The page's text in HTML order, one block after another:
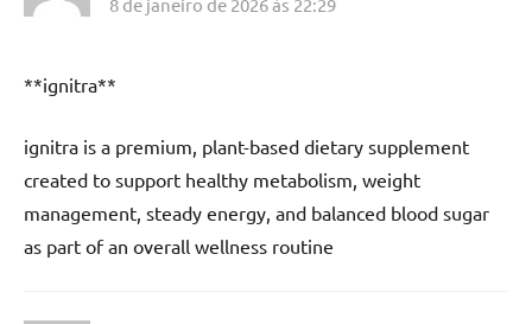
**ignitra**
ignitra is a premium, plant-based dietary supplement
created to support healthy metabolism, weight
management, steady energy, and balanced blood sugar
as part of an overall wellness routine